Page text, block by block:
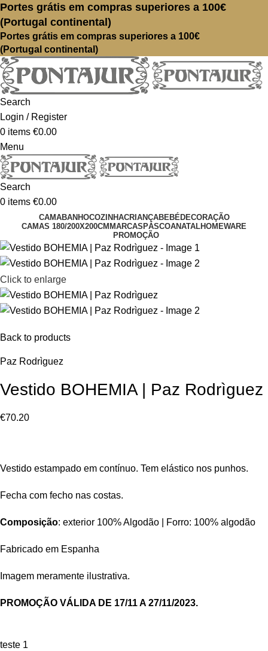
Portes grátis em compras superiores a 100€
(Portugal continental)
Portes grátis em compras superiores a 100€
(Portugal continental)
Search
Login / Register
0 items €0.00
Menu
Search
0 items €0.00
CAMABANHOCOZINHACRIANÇABEBÉDECORAÇÃO
CAMAS 180/200X200CMMARCASPÁSCOANATALHOMEWARE
PROMOÇÃO
Click to enlarge
Back to products
Paz Rodrìguez
Vestido BOHEMIA | Paz Rodrìguez
€70.20
Vestido estampado em contínuo. Tem elástico nos punhos.
Fecha com fecho nas costas.
Composição: exterior 100% Algodão | Forro: 100% algodão
Fabricado em Espanha
Imagem meramente ilustrativa.
PROMOÇÃO VÁLIDA DE 17/11 A 27/11/2023.
teste 1